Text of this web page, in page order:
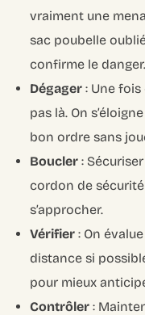
vraiment une
sac poubelle
confirme le danger.
Dégager : Une
pas là. On
bon ordre sans
Boucler :
cordon de
s’approcher.
Vérifier : On
distance si
pour mieux
Contrôler :